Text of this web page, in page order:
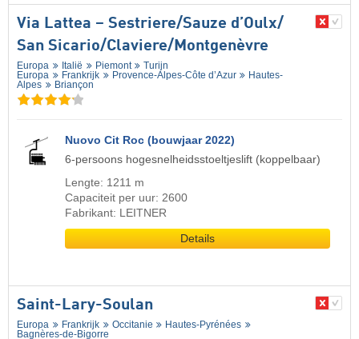
Via Lattea – Sestriere/​Sauze d’Oulx/​
San Sicario/​Claviere/​Montgenèvre
Europa Italië Piemont
Turijn
Europa
Frankrijk Provence-Alpes-Côte d’Azur
Hautes-
Alpes
Briançon
Nuovo Cit Roc (bouwjaar 2022)
6-persoons hogesnelheidsstoeltjeslift (koppelbaar)
Lengte: 1211 m
Capaciteit per uur: 2600
Fabrikant: LEITNER
Details
Saint-Lary-Soulan
Europa Frankrijk Occitanie
Hautes-Pyrénées
Bagnères-de-Bigorre